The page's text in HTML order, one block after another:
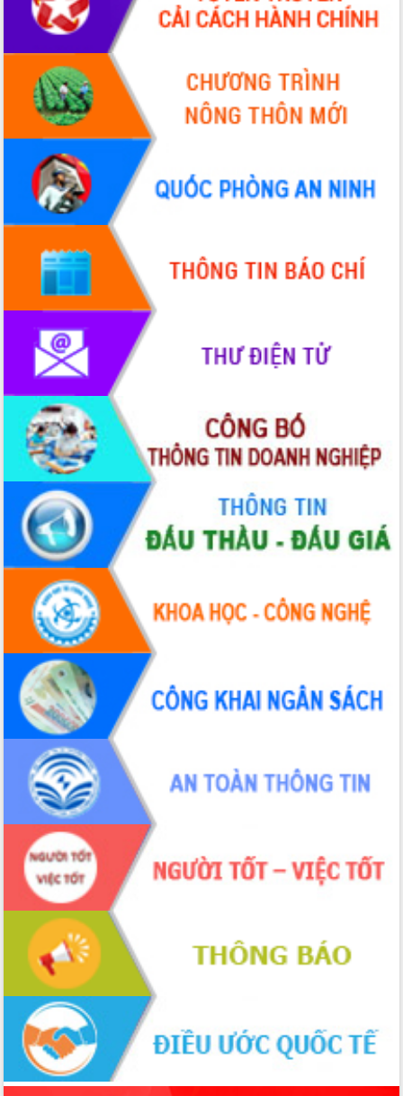
Đoàn đại biểu Quốc hội tỉnh Đắk Lắk
trao đổi thông tin trước Kỳ họp thứ
nhất, Quốc hội khóa XVI
Quyết liệt cải cách hành chính, khơi
thông nguồn lực phát triển
Nâng cao hiệu lực, hiệu quả HĐND
tỉnh thông qua hiện đại hóa hành chính
Xã Ea Phê gắn cải cách hành chính với
chuyển đổi số
Phó Chủ tịch Thường trực UBND tỉnh
Hồ Thị Nguyên Thảo làm việc tại Trung
tâm Phục vụ hành chính công xã Ea
Xây dựng nền hành chính số đồng
hành cùng nông dân dân, doanh nghiệp
Giai đoạn 2026-2030, Đắk Lắk phấn
đấu có 77% xã đạt chuẩn nông thôn
mới
Chuyển đổi số 'mở đường' cho nông
nghiệp Đắk Lắk tăng trưởng bứt phá
Triển khai đồng bộ đo đạc, lập hồ sơ
địa chính, hoàn thiện cơ sở dữ liệu đất
đai
Ứng dụng sinh trắc học - Bước tiến
trong hành trình chuyển đổi số tại Đắk
Lắk
Đắk Lắk nâng cao hiệu quả công tác
Đảng từ Sổ tay đảng viên điện tử
Đắk Lắk đẩy mạnh nuôi biển công
nghệ, hướng tới phát triển thủy sản
bền vững
Tập huấn nâng cao năng lực triển khai
chuyển đổi số cho cán bộ, công chức
cấp xã
Đắk Lắk phát động hưởng ứng Ngày
Quyền của người tiêu dùng Việt Nam
2026
Đẩy mạnh cải cách hành chính, quyết
tâm đạt được mục tiêu tăng trưởng
hai con số trong năm 2026
Tổ chức trang trọng Lễ hội Đền thờ
Lương Văn Chánh năm 2026
Phó Bí thư Tỉnh ủy Đắk Lắk Đỗ Hữu
Huy giữ chức Bí thư Đảng ủy Ủy Ban
Nhân dân tỉnh
Bệnh án điện tử thúc đẩy chuyển đổi
số y tế tại Đắk Lắk
Chuyển đổi số thư viện: Mở rộng
không gian tri thức trong thời đại số
Đánh giá, rút kinh nghiệm công tác tổ
chức diễn tập trước ngày bầu cử
Chương trình “Gặp gỡ hữu nghị –
Friendship Meeting New Year 2026”
Bầu cử Quốc hội và HĐND: Cử tri Đắk
Lắk gửi gắm niềm tin, kỳ vọng vào lá